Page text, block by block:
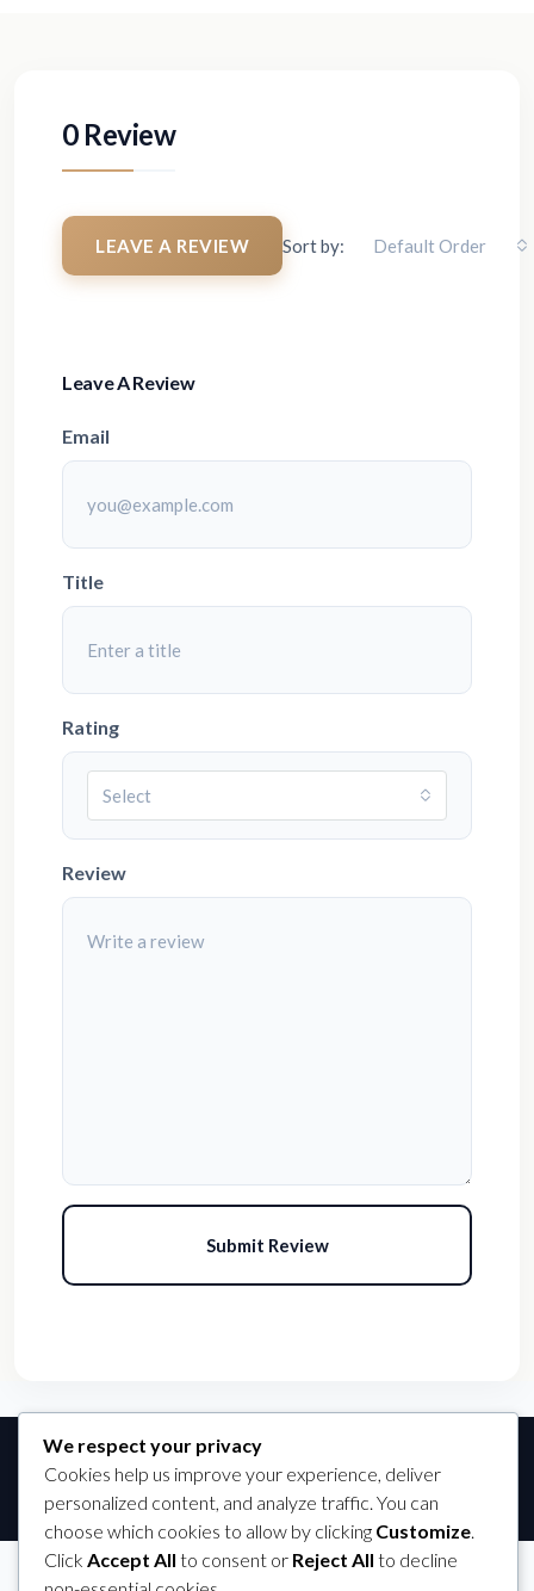
0 Review
Sort by: Default Order
LEAVE A REVIEW
Leave A Review
Email
Title
Rating
Select
Review
Submit Review
© Griya Tama Properland - All rights reserved
We respect your privacy
Cookies help us improve your experience, deliver
personalized content, and analyze traffic. You can
choose which cookies to allow by clicking Customize
Click Accept All to consent or Reject All to decline